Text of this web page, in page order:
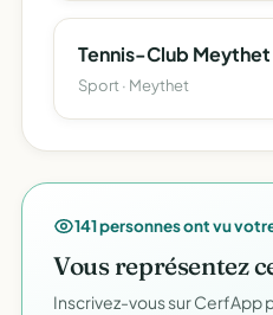
Tennis-Club Meythet
Sport · Meythet
141 personnes ont vu
Vous représentez
Inscrivez-vous sur CerfApp